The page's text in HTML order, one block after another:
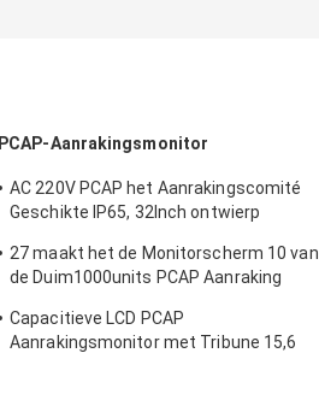
PCAP-Aanrakingsmonitor
AC 220V PCAP het Aanrakingscomité
Geschikte IP65, 32Inch ontwierp
27 maakt het de Monitorscherm 10 van
de Duim1000units PCAP Aanraking
Capacitieve LCD PCAP
Aanrakingsmonitor met Tribune 15,6